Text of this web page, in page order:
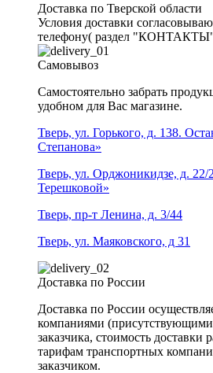
Доставка по Тверской области
Условия доставки
телефону( раздел
Самовывоз
Самостоятельно забрать
удобном для Вас магазине.
Тверь, ул. Горького, д. 138.
Степанова»
Тверь, ул. Орджоникидзе, д.
Терешковой»
Тверь, пр-т Ленина, д. 3/44
Тверь, ул. Маяковского, д 31
Доставка по России
Доставка по России
компаниями
заказчика, стоимость доставки
тарифам транспортных
заказчиком.